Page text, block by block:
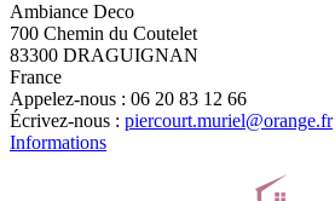
Ambiance Deco
700 Chemin du Coutelet
83300 DRAGUIGNAN
France
Appelez-nous : 06 20 83 12 66
Écrivez-nous : piercourt.muriel@orange.fr
Informations